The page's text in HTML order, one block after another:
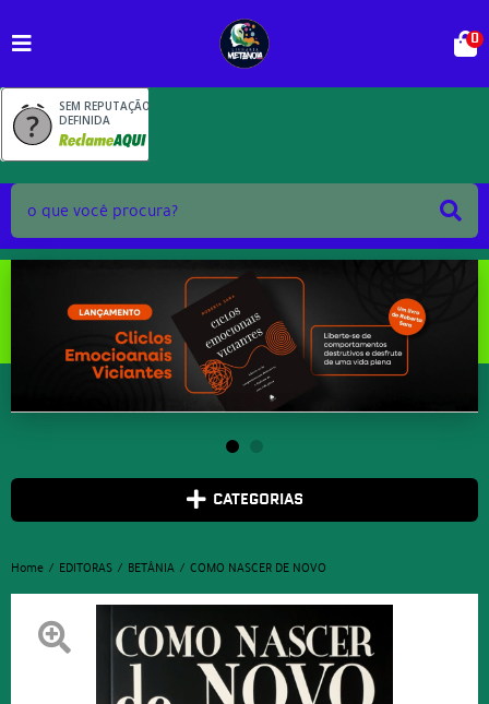
SEM REPUTAÇÃO
DEFINIDA
0
CATEGORIAS
Home EDITORAS BETÂNIA COMO NASCER DE NOVO